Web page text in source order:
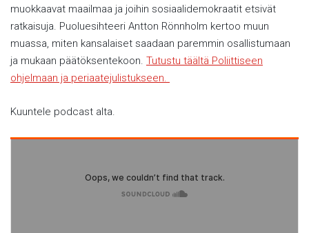
muokkaavat maailmaa ja joihin sosiaalidemokraatit etsivät
ratkaisuja. Puoluesihteeri Antton Rönnholm kertoo muun
muassa, miten kansalaiset saadaan paremmin osallistumaan
ja mukaan päätöksentekoon. Tutustu täältä Poliittiseen
ohjelmaan ja periaatejulistukseen.
Kuuntele podcast alta.